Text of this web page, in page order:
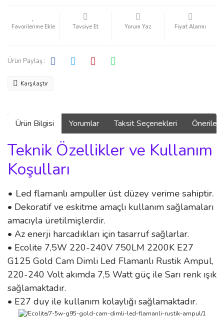
Tavsiye Et Yorum Yaz Fiyat Alarmı
Ürün Paylaş :
Karşılaştır
Ürün Bilgisi Yorumlar Taksit Seçenekleri
Teknik Özellikler ve Kullanım
Koşulları
• Led flamanlı ampuller üst düzey verime sahiptir.
• Dekoratif ve eskitme amaçlı kullanım sağlamaları
amacıyla üretilmişlerdir.
• Az enerji harcadıkları için tasarruf sağlarlar.
• Ecolite 7,5W 220-240V 750LM 2200K E27
G125 Gold Cam Dimli Led Flamanlı Rustik Ampul,
220-240 Volt akımda 7,5 Watt güç ile Sarı renk ışık
sağlamaktadır.
• E27 duy ile kullanım kolaylığı sağlamaktadır.